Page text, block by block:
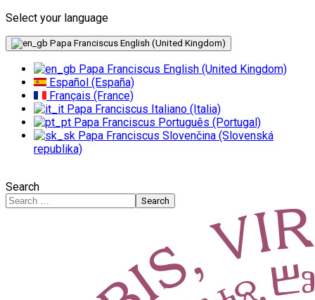
Select your language
English (United Kingdom)
English (United Kingdom)
Español (España)
Français (France)
Italiano (Italia)
Português (Portugal)
Slovenčina (Slovenská
republika)
Search
Search